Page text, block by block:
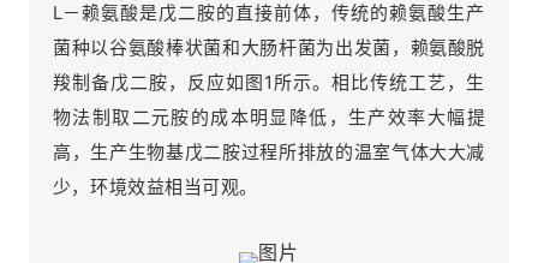
L－赖氨酸是戊二胺的直接前体，传统的赖氨酸生产
菌种以谷氨酸棒状菌和大肠杆菌为出发菌，赖氨酸脱
羧制备戊二胺，反应如图1所示。相比传统工艺，生
物法制取二元胺的成本明显降低，生产效率大幅提
高，生产生物基戊二胺过程所排放的温室气体大大减
少，环境效益相当可观。